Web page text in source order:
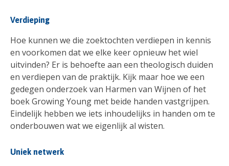
Verdieping
Hoe kunnen we die zoektochten verdiepen in kennis
en voorkomen dat we elke keer opnieuw het wiel
uitvinden? Er is behoefte aan een theologisch duiden
en verdiepen van de praktijk. Kijk maar hoe we een
gedegen onderzoek van Harmen van Wijnen of het
boek Growing Young met beide handen vastgrijpen.
Eindelijk hebben we iets inhoudelijks in handen om te
onderbouwen wat we eigenlijk al wisten.
Uniek netwerk